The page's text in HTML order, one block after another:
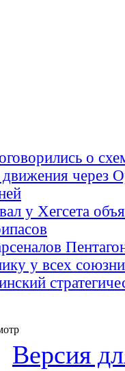
о
через
у Хегсета
у всех
Версия